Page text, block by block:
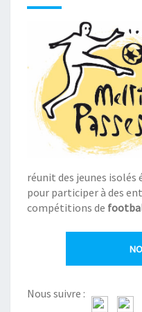
réunit des jeunes isolés
pour participer à des
compétitions de
Nous suivre :